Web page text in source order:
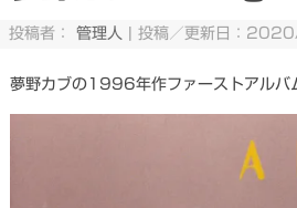
投稿者：管理人 投稿／更新日：
夢野カブの1996年作ファーストアルバ